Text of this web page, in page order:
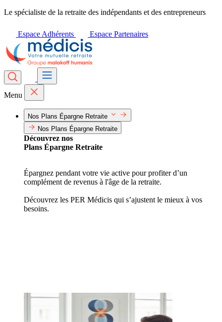
Le spécialiste de la retraite des indépendants et des entrepreneurs
Espace Adhérents Espace Partenaires
Menu
Nos Plans Épargne Retraite
Nos Plans Épargne Retraite
Découvrez nos
Plans Épargne Retraite
Épargnez pendant votre vie active pour profiter d’un
complément de revenus à l'âge de la retraite.
Découvrez les PER Médicis qui s’ajustent le mieux à vos
besoins.